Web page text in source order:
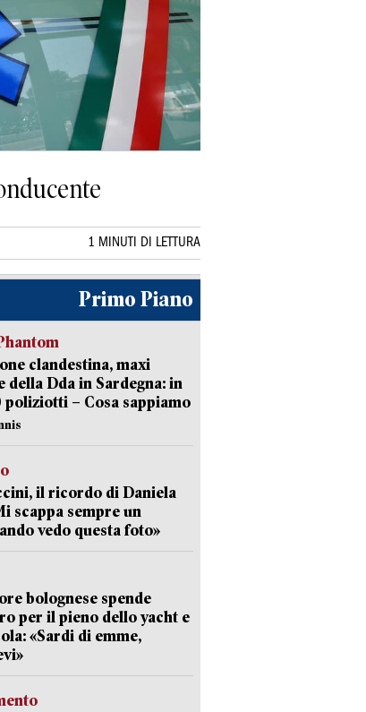
1 MINUTI DI LETTURA
Primo Piano
clandestina, maxi
della Dda in Sardegna: in
poliziotti – Cosa sappiamo
il ricordo di Daniela
scappa sempre un
vedo questa foto»
bolognese spende
per il pieno dello yacht e
«Sardi di emme,